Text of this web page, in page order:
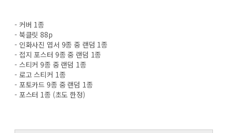
- 커버 1종
- 북클릿 88p
- 인화사진 엽서 9종 중 랜덤 1종
- 접지 포스터 9종 중 랜덤 1종
- 스티커 9종 중 랜덤 1종
- 로고 스티커 1종
- 포토카드 9종 중 랜덤 1종
- 포스터 1종 (초도 한정)